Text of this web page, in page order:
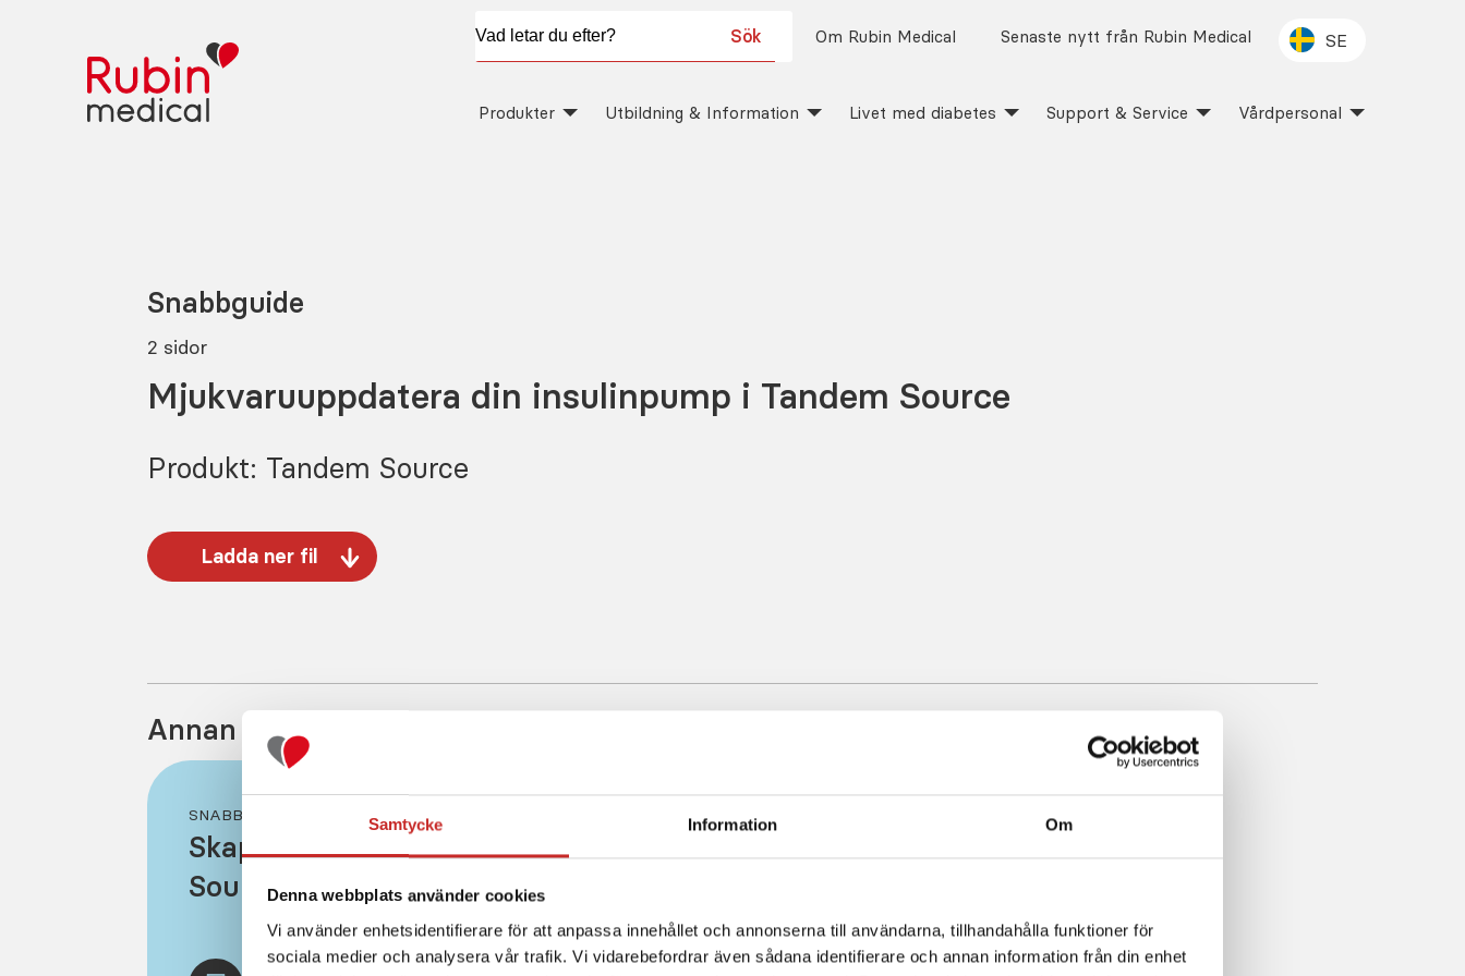
Samtycke Information Om
Denna webbplats använder cookies
Vi använder enhetsidentifierare för att anpassa innehållet och annonserna till användarna, tillhandahålla funktioner för
sociala medier och analysera vår trafik. Vi vidarebefordrar även sådana identifierare och annan information från din enhet
Sök Om Rubin Medical Senaste nytt från Rubin Medical SE
Produkter Utbildning & Information Livet med diabetes Support & Service Vårdpersonal
Snabbguide
2 sidor
Mjukvaruuppdatera din insulinpump i Tandem Source
Produkt: Tandem Source
Ladda ner fil
Annan information i kategorin Snabbguide om Tandem Source
SNABBGUIDE - 2 SIDOR
Skapa konto i Tandem
Source
SNABBGUIDE - 2 SIDOR